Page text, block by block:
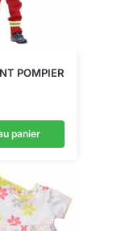
POMPIER
panier